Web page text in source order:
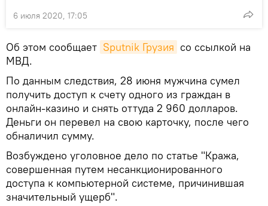
6 июля 2020, 17:05
Об этом сообщает Sputnik Грузия со ссылкой на
МВД.
По данным следствия, 28 июня мужчина сумел
получить доступ к счету одного из граждан в
онлайн-казино и снять оттуда 2 960 долларов.
Деньги он перевел на свою карточку, после чего
обналичил сумму.
Возбуждено уголовное дело по статье "Кража,
совершенная путем несанкционированного
доступа к компьютерной системе, причинившая
значительный ущерб".